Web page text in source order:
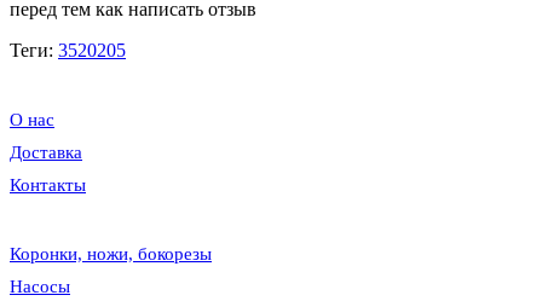
перед тем как написать отзыв
Теги: 3520205
О нас
Доставка
Контакты
Коронки, ножи, бокорезы
Насосы